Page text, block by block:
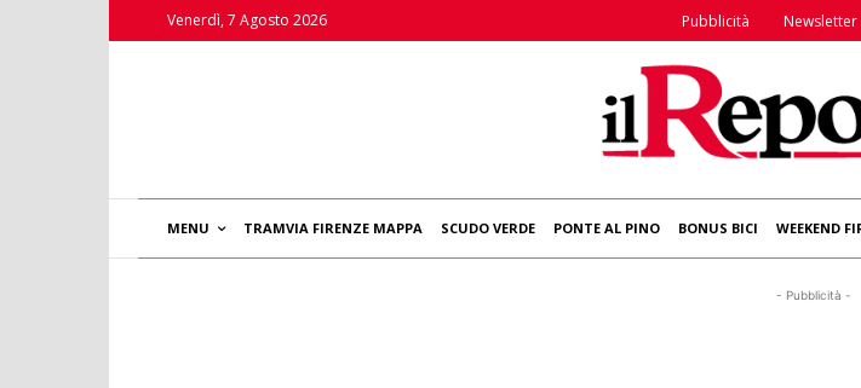
Venerdì, 7 Agosto 2026 Pubblicità Newsletter
MENU TRAMVIA FIRENZE MAPPA SCUDO VERDE PONTE AL PINO BONUS BICI WEEKEND
- Pubblicità -